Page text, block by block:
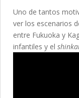
Uno de tantos
ver los escenarios
entre Fukuoka y
infantiles y el